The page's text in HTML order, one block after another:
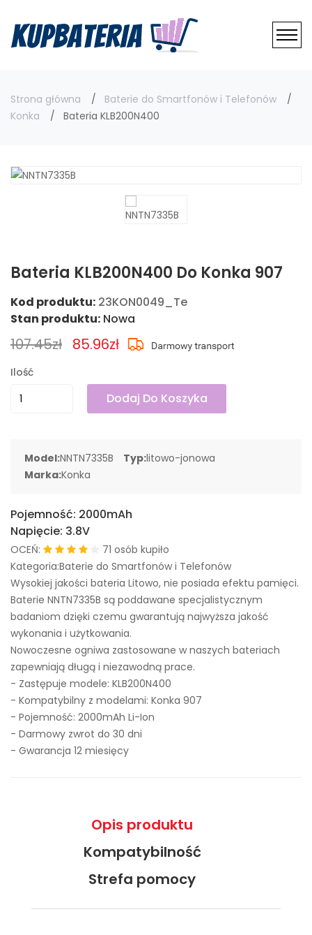
Strona główna
Baterie do Smartfonów i Telefonów
Konka
Bateria KLB200N400
Bateria KLB200N400 Do Konka 907
Kod produktu: 23KON0049_Te
Stan produktu: Nowa
107.45zł 85.96zł
Ilość
Dodaj Do Koszyka
Model:NNTN7335B Typ:litowo-jonowa
Marka:Konka
Pojemność: 2000mAh
Napięcie: 3.8V
OCEŃ:
71 osób kupiło
Kategoria:Baterie do Smartfonów i Telefonów
Wysokiej jakości bateria Litowo, nie posiada efektu pamięci.
Baterie NNTN7335B są poddawane specjalistycznym
badaniom dzięki czemu gwarantują najwyższa jakość
wykonania i użytkowania.
Nowoczesne ogniwa zastosowane w naszych bateriach
zapewniają długą i niezawodną prace.
- Zastępuje modele: KLB200N400
- Kompatybilny z modelami: Konka 907
- Pojemność: 2000mAh Li-Ion
- Darmowy zwrot do 30 dni
- Gwarancja 12 miesięcy
Opis produktu
Kompatybilność
Strefa pomocy